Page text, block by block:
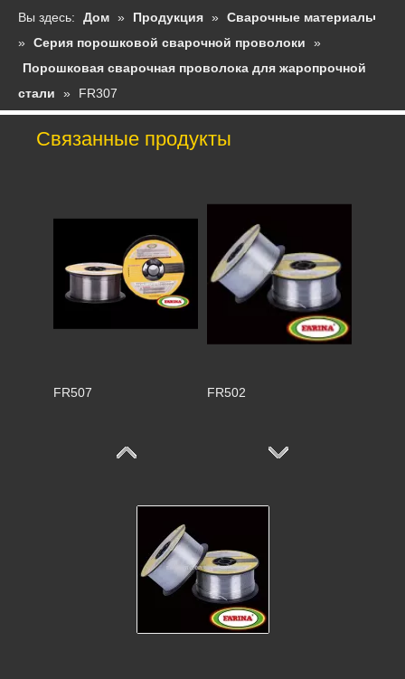
Вы здесь: Дом » Продукция » Сварочные материалы
» Серия порошковой сварочной проволоки
»
Порошковая сварочная проволока для жаропрочной
стали
» FR307
Связанные продукты
FR507 FR502